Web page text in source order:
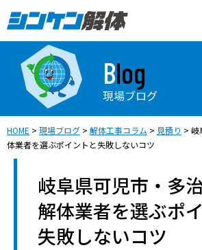
Blog
現場ブログ
HOME > 現場ブログ > 解体工事コラム > 見積り > 岐
体業者を選ぶポイントと失敗しないコツ
岐阜県可児市・多
解体業者を選ぶポ
失敗しないコツ